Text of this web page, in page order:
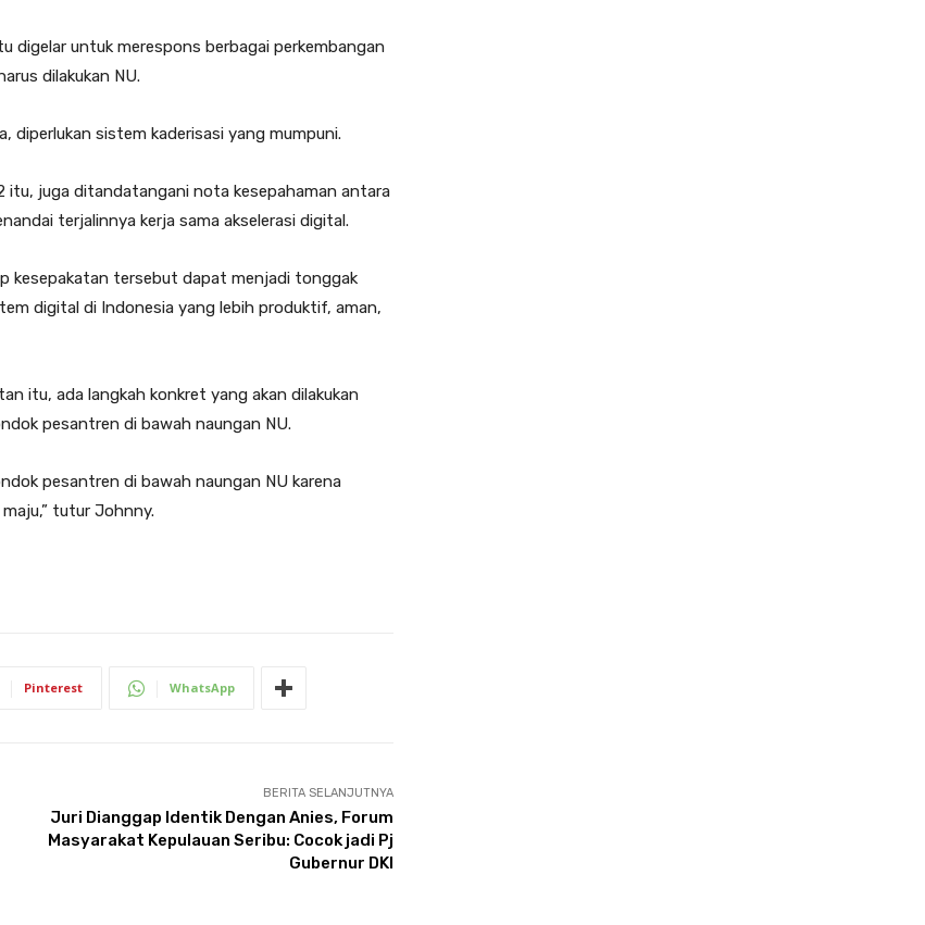
digelar untuk merespons berbagai perkembangan
dilakukan NU.
diperlukan sistem kaderisasi yang mumpuni.
itu, juga ditandatangani nota kesepahaman antara
terjalinnya kerja sama akselerasi digital.
kesepakatan tersebut dapat menjadi tonggak
digital di Indonesia yang lebih produktif, aman,
itu, ada langkah konkret yang akan dilakukan
pesantren di bawah naungan NU.
pesantren di bawah naungan NU karena
tutur Johnny.
Pinterest WhatsApp
BERITA SELANJUTNYA
Juri Dianggap Identik Dengan Anies, Forum
Masyarakat Kepulauan Seribu: Cocok jadi Pj
Gubernur DKI